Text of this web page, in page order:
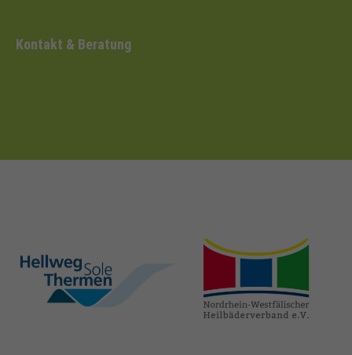
Kontakt & Beratung
hellweg-sole-
thermen.de
heilbaeder.de